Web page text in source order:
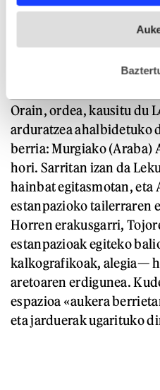
fitxategiak erabiltzen ditu.
esplizitua ematen diguzu.
Orain, ordea, kausitu du
arduratzea ahalbidetuko
berria: Murgiako (Araba)
hori. Sarritan izan da
hainbat egitasmotan, eta
estanpazioko tailerraren
Horren erakusgarri,
estanpazioak egiteko
kalkografikoak, alegia—
aretoaren erdigunea.
espazioa «aukera
eta jarduerak ugarituko